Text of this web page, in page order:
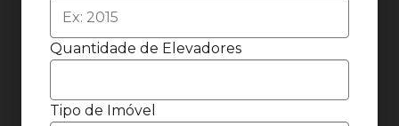
Quantidade de Elevadores
Tipo de Imóvel